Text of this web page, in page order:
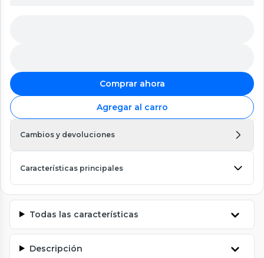
Comprar ahora
Agregar al carro
Cambios y devoluciones
Características principales
Todas las características
Descripción